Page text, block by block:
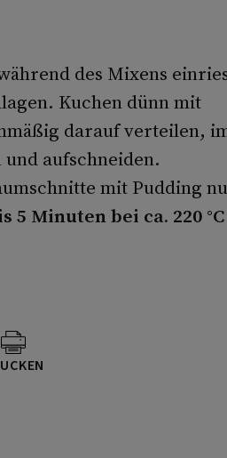
des Mixens
Kuchen dünn mit
darauf verteilen,
aufschneiden.
mit Pudding
5 Minuten bei ca. 220